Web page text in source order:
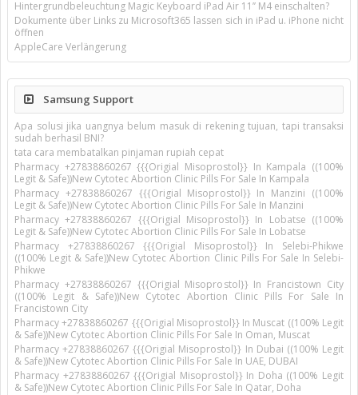
Hintergrundbeleuchtung Magic Keyboard iPad Air 11’’ M4 einschalten?
Dokumente über Links zu Microsoft365 lassen sich in iPad u. iPhone nicht
öffnen
AppleCare Verlängerung
Samsung Support
Apa solusi jika uangnya belum masuk di rekening tujuan, tapi transaksi
sudah berhasil BNI?
tata cara membatalkan pinjaman rupiah cepat
Pharmacy +27838860267 {{{Origial Misoprostol}} In Kampala ((100%
Legit & Safe))New Cytotec Abortion Clinic Pills For Sale In Kampala
Pharmacy +27838860267 {{{Origial Misoprostol}} In Manzini ((100%
Legit & Safe))New Cytotec Abortion Clinic Pills For Sale In Manzini
Pharmacy +27838860267 {{{Origial Misoprostol}} In Lobatse ((100%
Legit & Safe))New Cytotec Abortion Clinic Pills For Sale In Lobatse
Pharmacy +27838860267 {{{Origial Misoprostol}} In Selebi-Phikwe
((100% Legit & Safe))New Cytotec Abortion Clinic Pills For Sale In Selebi-
Phikwe
Pharmacy +27838860267 {{{Origial Misoprostol}} In Francistown City
((100% Legit & Safe))New Cytotec Abortion Clinic Pills For Sale In
Francistown City
Pharmacy +27838860267 {{{Origial Misoprostol}} In Muscat ((100% Legit
& Safe))New Cytotec Abortion Clinic Pills For Sale In Oman, Muscat
Pharmacy +27838860267 {{{Origial Misoprostol}} In Dubai ((100% Legit
& Safe))New Cytotec Abortion Clinic Pills For Sale In UAE, DUBAI
Pharmacy +27838860267 {{{Origial Misoprostol}} In Doha ((100% Legit
& Safe))New Cytotec Abortion Clinic Pills For Sale In Qatar, Doha